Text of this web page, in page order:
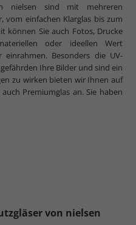
nielsen sind mit mehreren
vom einfachen Klarglas bis zum
können Sie auch Fotos, Drucke
oder ideellen Wert
Besonders die UV-
Ihre Bilder und sind ein
zu wirken bieten wir Ihnen auf
Premiumglas an. Sie haben
von nielsen